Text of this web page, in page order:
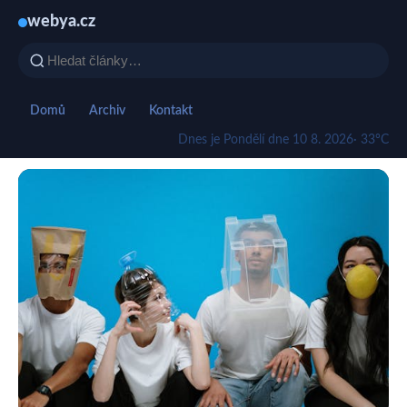
webya.cz
Domů Archiv Kontakt
Dnes je Pondělí dne 10 8. 2026· 33°C